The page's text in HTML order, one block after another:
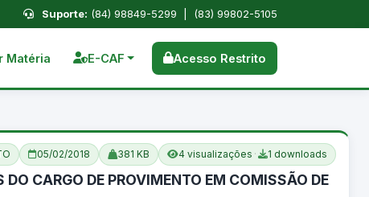
Suporte: (84) 98849-5299 | (83) 99802-5105
Matéria E-CAF Acesso Restrito
05/02/2018 381 KB 4 visualizações · 1 downloads
CARGO DE PROVIMENTO EM COMISSÃO DE